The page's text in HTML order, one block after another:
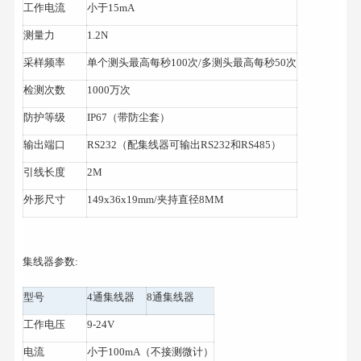
工作电流 小于15mA
测量力 1.2N
采样频率 单个测头最高每秒100次/多测头最高每秒50次
检测次数 1000万次
防护等级 IP67（带防尘套）
输出端口 RS232（配集线器可输出RS232和RS485）
引线长度 2M
外形尺寸 149x36x19mm/夹持直径8MM
集线器参数:
型号 4通集线器 8通集线器
工作电压 9-24V
电流 小于100mA（不接测微计）